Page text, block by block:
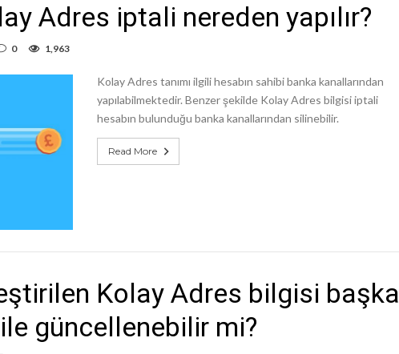
Adres iptali nereden yapılır?
0 1,963
Kolay Adres tanımı ilgili hesabın sahibi banka kanallarından
yapılabilmektedir. Benzer şekilde Kolay Adres bilgisi iptali
hesabın bulunduğu banka kanallarından silinebilir.
Read More
Kolay Adres bilgisi başka
güncellenebilir mi?